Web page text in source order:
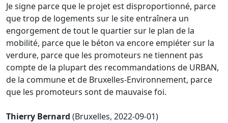
Je signe parce que le projet est disproportionné, parce
que trop de logements sur le site entraînera un
engorgement de tout le quartier sur le plan de la
mobilité, parce que le béton va encore empiéter sur la
verdure, parce que les promoteurs ne tiennent pas
compte de la plupart des recommandations de URBAN,
de la commune et de Bruxelles-Environnement, parce
que les promoteurs sont de mauvaise foi.
Thierry Bernard (Bruxelles, 2022-09-01)